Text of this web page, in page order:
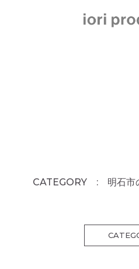
CATEGORY : 明石市